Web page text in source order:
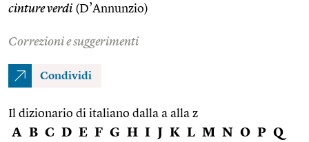
cinture verdi (D’Annunzio)
Correzioni e suggerimenti
Condividi
Il dizionario di italiano dalla a alla z
A B C D E F G H I J K L M N O P Q